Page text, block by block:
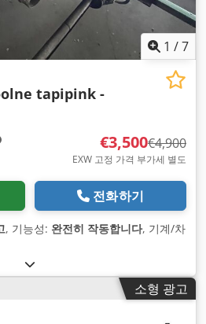
1 /7
tapipink -
€3,500€4,900
EXW 고정 가격 부가세 별도
전화하기
, 기능성: 완전히 작동합니다, 기계/차
소형 광고